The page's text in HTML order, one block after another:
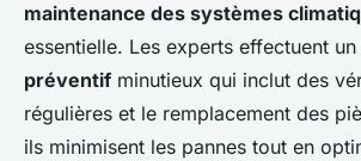
maintenance des systèmes
essentielle. Les experts effectuent un
préventif minutieux qui inclut des
régulières et le remplacement des
ils minimisent les pannes tout en